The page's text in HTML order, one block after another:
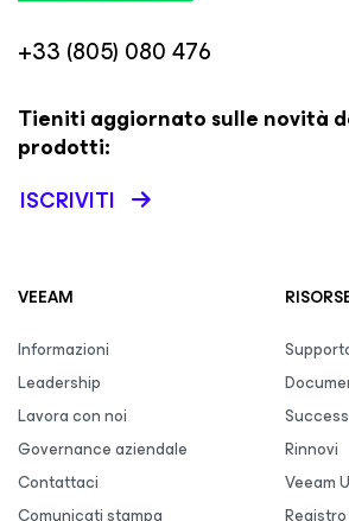
+33 (805) 080 476
Tieniti aggiornato sulle novità
prodotti:
ISCRIVITI
VEEAM
Informazioni
Leadership
Lavora con noi
Governance aziendale
Contattaci
Rinnovi
Veeam